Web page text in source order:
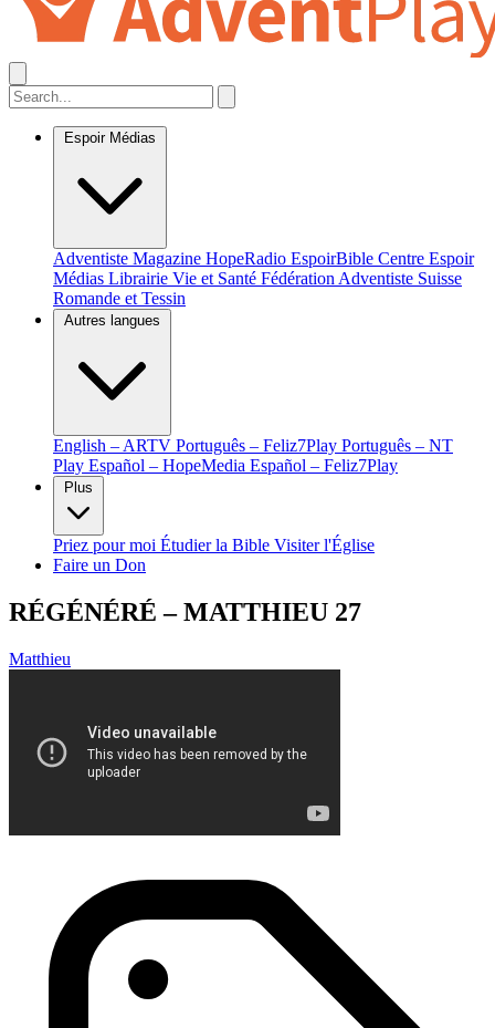
Espoir Médias
Adventiste Magazine HopeRadio EspoirBible Centre Espoir
Médias Librairie Vie et Santé Fédération Adventiste Suisse
Romande et Tessin
Autres langues
English – ARTV Português – Feliz7Play Português – NT
Play Español – HopeMedia Español – Feliz7Play
Plus
Priez pour moi Étudier la Bible Visiter l'Église
Faire un Don
RÉGÉNÉRÉ – MATTHIEU 27
Matthieu